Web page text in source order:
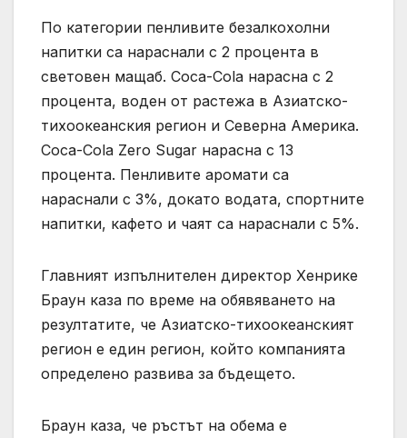
По категории пенливите безалкохолни
напитки са нараснали с 2 процента в
световен мащаб. Coca-Cola нарасна с 2
процента, воден от растежа в Азиатско-
тихоокеанския регион и Северна Америка.
Coca-Cola Zero Sugar нарасна с 13
процента. Пенливите аромати са
нараснали с 3%, докато водата, спортните
напитки, кафето и чаят са нараснали с 5%.
Главният изпълнителен директор Хенрике
Браун каза по време на обявяването на
резултатите, че Азиатско-тихоокеанският
регион е един регион, който компанията
определено развива за бъдещето.
Браун каза, че ръстът на обема е